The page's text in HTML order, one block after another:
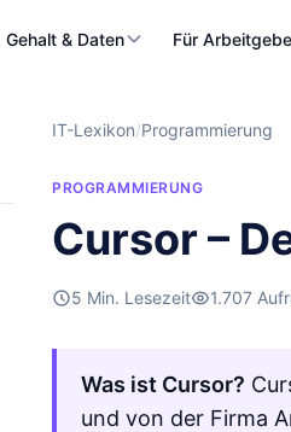
Gehalt & Daten Für
IT-Lexikon/Programmierung
PROGRAMMIERUNG
Cursor –
5 Min. Lesezeit 1.707
Was ist Cursor?
und von der Firma